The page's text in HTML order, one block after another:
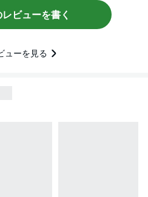
ビューを書く
ューを見る